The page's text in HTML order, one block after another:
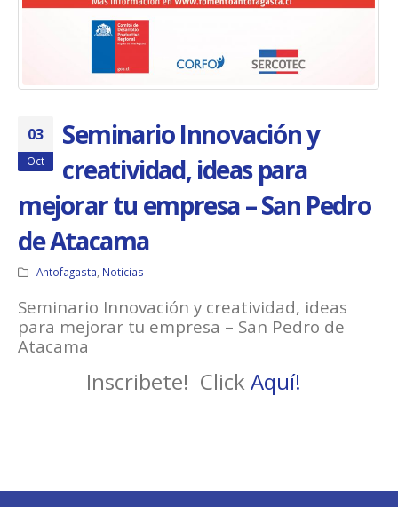
03
Oct
Seminario Innovación y
creatividad, ideas para
mejorar tu empresa – San Pedro
de Atacama
Antofagasta Noticias
Seminario Innovación y creatividad, ideas
para mejorar tu empresa – San Pedro de
Atacama
Inscribete! Click Aquí!